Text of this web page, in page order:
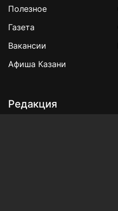
Полезное
Газета
Вакансии
Афиша Казани
Редакция